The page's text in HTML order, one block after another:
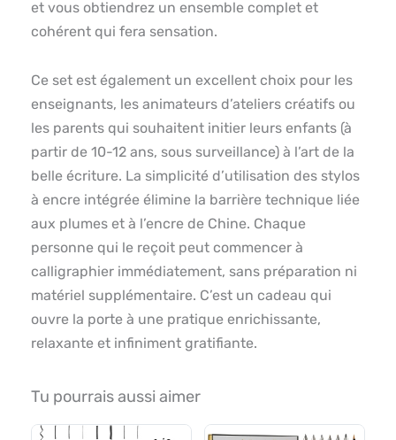
et vous obtiendrez un ensemble complet et
cohérent qui fera sensation.
Ce set est également un excellent choix pour les
enseignants, les animateurs d’ateliers créatifs ou
les parents qui souhaitent initier leurs enfants (à
partir de 10-12 ans, sous surveillance) à l’art de la
belle écriture. La simplicité d’utilisation des stylos
à encre intégrée élimine la barrière technique liée
aux plumes et à l’encre de Chine. Chaque
personne qui le reçoit peut commencer à
calligraphier immédiatement, sans préparation ni
matériel supplémentaire. C’est un cadeau qui
ouvre la porte à une pratique enrichissante,
relaxante et infiniment gratifiante.
Tu pourrais aussi aimer